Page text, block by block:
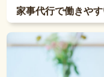
家事代行で働きや